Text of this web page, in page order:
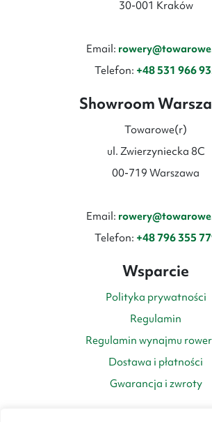
30-001 Kraków
Email:
Telefon: +48 531 966
Showroom
Towarowe(r)
ul. Zwierzyniecka 8C
00-719 Warszawa
Email:
Telefon: +48 796 355
Wsparcie
Polityka prywatności
Regulamin
Regulamin wynajmu
Dostawa i płatności
Gwarancja i zwroty